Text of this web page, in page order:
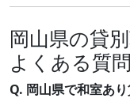
岡山県の貸
よくある質問
Q. 岡山県で和室あ